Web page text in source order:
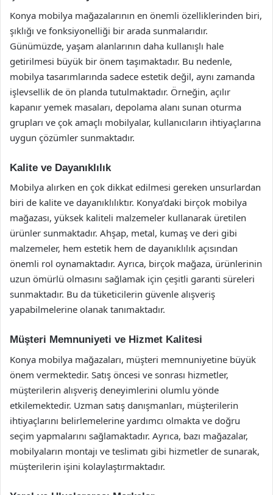
Konya mobilya mağazalarının en önemli özelliklerinden biri,
şıklığı ve fonksiyonelliği bir arada sunmalarıdır.
Günümüzde, yaşam alanlarının daha kullanışlı hale
getirilmesi büyük bir önem taşımaktadır. Bu nedenle,
mobilya tasarımlarında sadece estetik değil, aynı zamanda
işlevsellik de ön planda tutulmaktadır. Örneğin, açılır
kapanır yemek masaları, depolama alanı sunan oturma
grupları ve çok amaçlı mobilyalar, kullanıcıların ihtiyaçlarına
uygun çözümler sunmaktadır.
Kalite ve Dayanıklılık
Mobilya alırken en çok dikkat edilmesi gereken unsurlardan
biri de kalite ve dayanıklılıktır. Konya’daki birçok mobilya
mağazası, yüksek kaliteli malzemeler kullanarak üretilen
ürünler sunmaktadır. Ahşap, metal, kumaş ve deri gibi
malzemeler, hem estetik hem de dayanıklılık açısından
önemli rol oynamaktadır. Ayrıca, birçok mağaza, ürünlerinin
uzun ömürlü olmasını sağlamak için çeşitli garanti süreleri
sunmaktadır. Bu da tüketicilerin güvenle alışveriş
yapabilmelerine olanak tanımaktadır.
Müşteri Memnuniyeti ve Hizmet Kalitesi
Konya mobilya mağazaları, müşteri memnuniyetine büyük
önem vermektedir. Satış öncesi ve sonrası hizmetler,
müşterilerin alışveriş deneyimlerini olumlu yönde
etkilemektedir. Uzman satış danışmanları, müşterilerin
ihtiyaçlarını belirlemelerine yardımcı olmakta ve doğru
seçim yapmalarını sağlamaktadır. Ayrıca, bazı mağazalar,
mobilyaların montajı ve teslimatı gibi hizmetler de sunarak,
müşterilerin işini kolaylaştırmaktadır.